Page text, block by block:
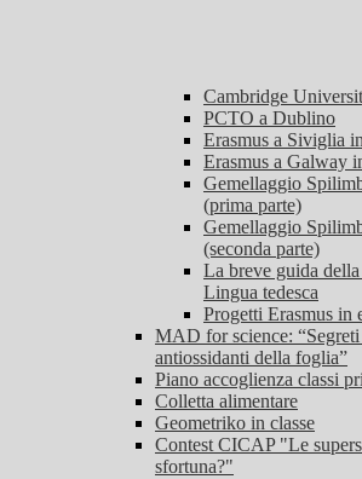
Cambridge
PCTO a Dublino
Erasmus a Siviglia
Erasmus a Galway
Gemellaggio
(prima parte)
Gemellaggio
(seconda parte)
La breve guida
Lingua tedesca
Progetti Erasmus in
MAD for science:
antiossidanti della foglia”
Piano accoglienza classi
Colletta alimentare
Geometriko in classe
Contest CICAP "Le
sfortuna?"